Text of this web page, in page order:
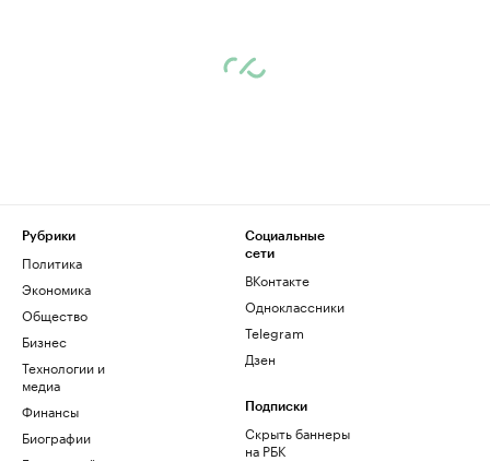
Рубрики
Политика
Экономика
Общество
Бизнес
Технологии и
медиа
Финансы
Биографии
Социальные
сети
ВКонтакте
Одноклассники
Telegram
Дзен
Подписки
Скрыть баннеры
на РБК